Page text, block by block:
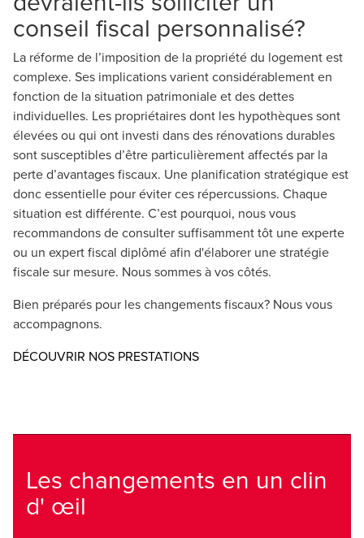
conseil fiscal personnalisé?
La réforme de l’imposition de la propriété du logement est
complexe. Ses implications varient considérablement en
fonction de la situation patrimoniale et des dettes
individuelles. Les propriétaires dont les hypothèques sont
élevées ou qui ont investi dans des rénovations durables
sont susceptibles d’être particulièrement affectés par la
perte d’avantages fiscaux. Une planification stratégique est
donc essentielle pour éviter ces répercussions. Chaque
situation est différente. C’est pourquoi, nous vous
recommandons de consulter suffisamment tôt une experte
ou un expert fiscal diplômé afin d'élaborer une stratégie
fiscale sur mesure. Nous sommes à vos côtés.
Bien préparés pour les changements fiscaux? Nous vous
accompagnons.
DÉCOUVRIR NOS PRESTATIONS
Les changements en un clin
d' œil